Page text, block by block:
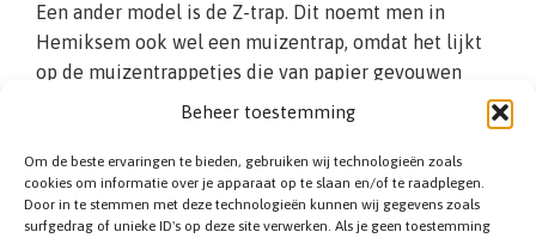
Beheer toestemming
Om de beste ervaringen te bieden, gebruiken wij technologieën zoals
cookies om informatie over je apparaat op te slaan en/of te raadplegen.
Door in te stemmen met deze technologieën kunnen wij gegevens zoals
surfgedrag of unieke ID's op deze site verwerken. Als je geen toestemming
Een ander model is de Z-trap. Dit noemt men in
Hemiksem ook wel een muizentrap, omdat het lijkt
op de muizentrappetjes die van papier gevouwen
worden. Normaal gesproken staan de traptreden in
stootborden schuin. Vanaf de zijkant gezien ziet dit
eruit als een ‘Z’. Het voordeel van Z-traptreden is dat
de treden niet over elkaar heen hangen. Bij een